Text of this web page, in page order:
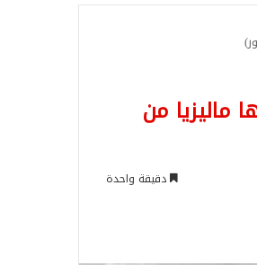
ماليزيا من
دقيقة واحدة